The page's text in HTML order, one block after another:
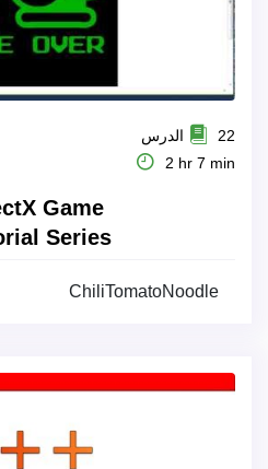
22 الدرس
2 hr 7 min
Game
Series
ChiliTomatoNoodle